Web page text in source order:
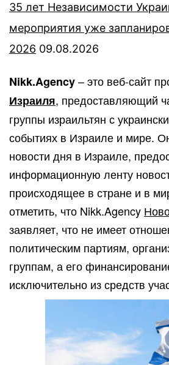
35 лет Независимости
мероприятия уже
2026 09.08.2026
Nikk.Agency– это веб-сайт
Израиля, предоставляющий
группы израильтян с
событиях в Израиле и мире.
новости дня в Израиле,
информационную ленту
происходящее в стране и в
отметить, что Nikk.Agency
заявляет, что не имеет
политическим партиям,
группам, а его
исключительно из средств